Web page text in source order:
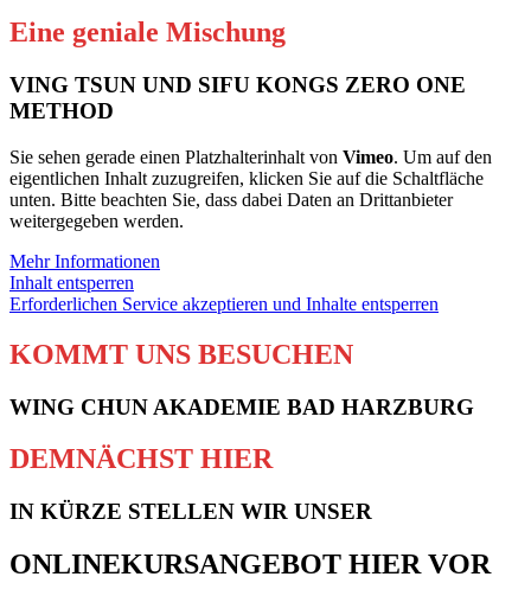
Eine geniale Mischung
VING TSUN UND SIFU KONGS ZERO ONE
METHOD
Sie sehen gerade einen Platzhalterinhalt von Vimeo. Um auf den
eigentlichen Inhalt zuzugreifen, klicken Sie auf die Schaltfläche
unten. Bitte beachten Sie, dass dabei Daten an Drittanbieter
weitergegeben werden.
Mehr Informationen
Inhalt entsperren
Erforderlichen Service akzeptieren und Inhalte entsperren
KOMMT UNS BESUCHEN
WING CHUN AKADEMIE BAD HARZBURG
DEMNÄCHST HIER
IN KÜRZE STELLEN WIR UNSER
ONLINEKURSANGEBOT HIER VOR